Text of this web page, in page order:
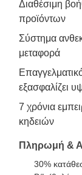
Διαθέσιμη
προϊόντων
Σύστημα
μεταφορά
εξασφαλίζει
7 χρόνια
κηδειών
Πληρωμή &
30%